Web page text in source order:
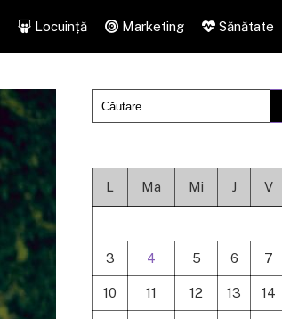
Locuință Marketing Sănătate
L Ma Mi J V
3 4 5 6 7
10 11 12 13 14